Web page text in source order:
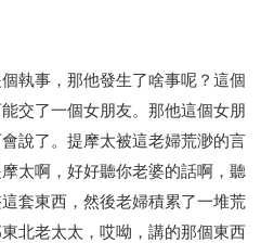
執事，那他發生了啥事呢？這個
交了一個女朋友。那他這個女朋
說了。提摩太被這老婦荒渺的言
太啊，好好聽你老婆的話啊，聽
套東西，然後老婦積累了一堆荒
北老太太，哎呦，講的那個東西